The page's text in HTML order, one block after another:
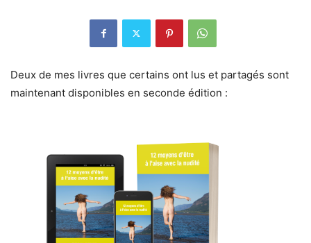
Deux de mes livres que certains ont lus et partagés sont
maintenant disponibles en seconde édition :